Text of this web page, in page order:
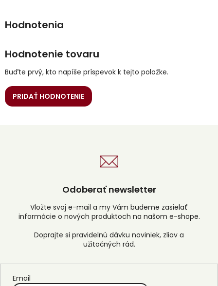
Hodnotenie tovaru
Buďte prvý, kto napíše príspevok k tejto položke.
PRIDAŤ HODNOTENIE
Odoberať newsletter
Vložte svoj e-mail a my Vám budeme zasielať
informácie o nových produktoch na našom e-shope.
Email